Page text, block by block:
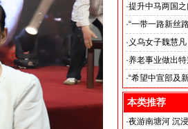
·提升中马两国
马达加斯加总统
闻社社务会主席
·“一带一路新丝
· 义乌女子魏慧
·养老事业做出
李丽琼
·“希望中宣部及
尔滨的发展”
本类推荐
·夜游南塘河 沉